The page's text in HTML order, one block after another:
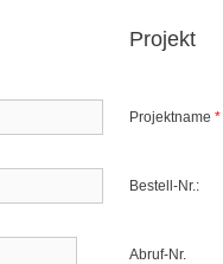
Projekt
Projektname *
Bestell-Nr.:
Abruf-Nr.